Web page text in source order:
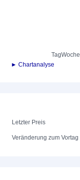
TagWoche
► Chartanalyse
Letzter Preis
Veränderung zum Vortag